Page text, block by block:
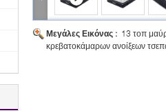
Μεγάλες Εικόνας : 13 τοπ
κρεβατοκάμαρων ανοίξεων